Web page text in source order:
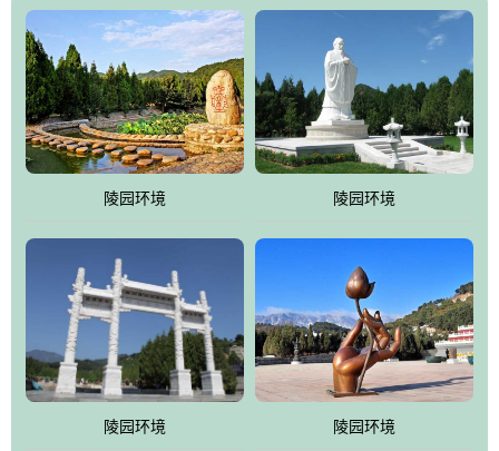
园、打造佛教精品旅游圣地”为目标，以海外归侨、国内外知名人士
的墓地安葬、祭祀吊亡并结合旅游参观构成其主要使用功能；以苍
郁绚丽、优雅宜人的园林景观构成其外部形象。通过墓园建设与造
园手法相结合的默契操作，建成一处特色鲜明、服务周全、环境优
美、民族风格突出，与周边文物古迹交相呼应的极具吸引力的花园
式园林。
万佛园工程一期占地448亩，目前完成投资近12亿元人民币，园区采
用全仿古式建筑，寻求与世界文化遗产地清东陵的和谐统一，在园
区建设中寻求陵园建设与景区建设的有机融合，充分发挥独一无二
的地形优势，打造现代艺术园林，建设旅游景观、寺庙、酒店等综
合服务设施，服务于陵园经营，使企业的多元化经营项目相互依
托、相互促进，园区绿化覆盖率达90%。
陵园环境 陵园环境
陵园环境 陵园环境